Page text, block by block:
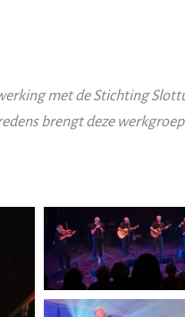
met de Stichting
brengt deze